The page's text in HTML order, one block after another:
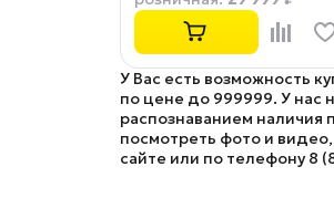
У Вас есть возможность
по цене до 999999. У нас
распознаванием наличия
посмотреть фото и
сайте или по телефону 8